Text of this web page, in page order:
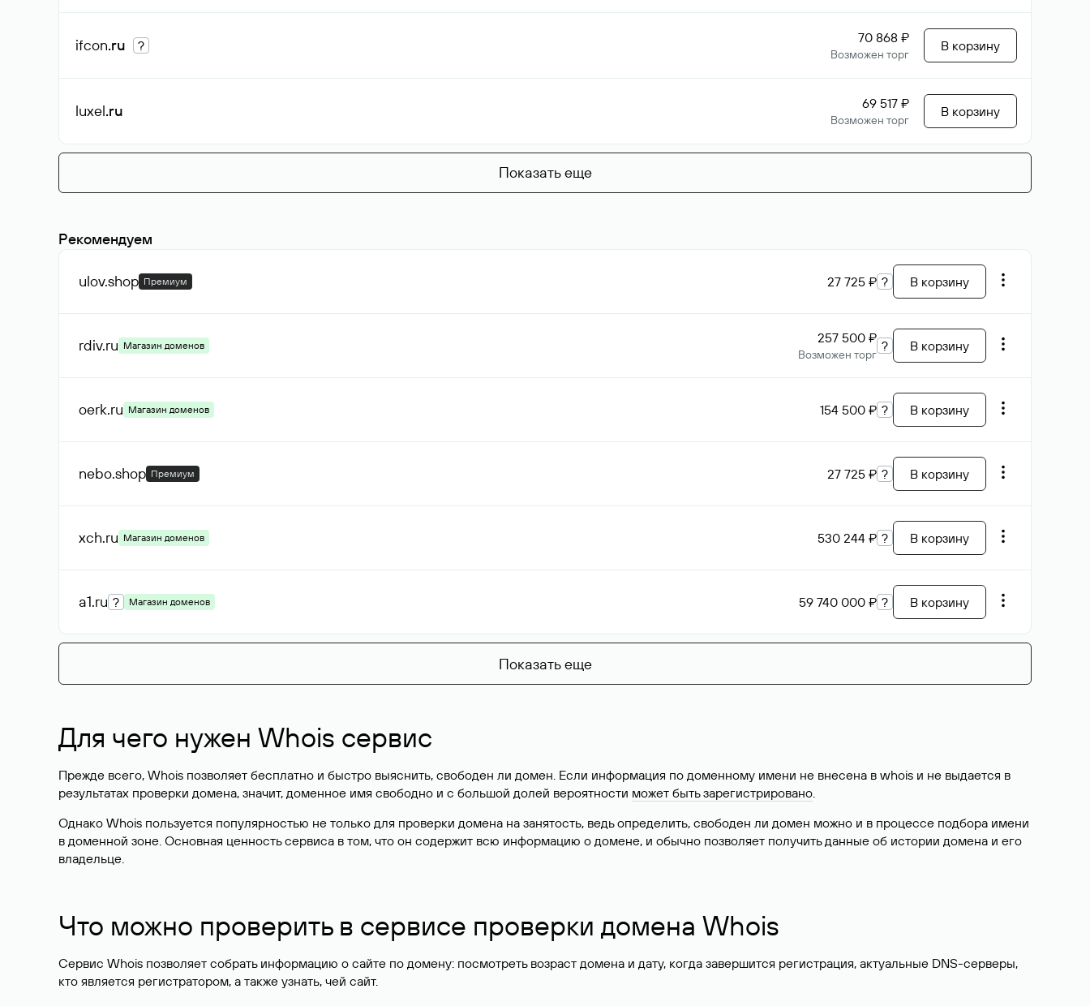
ifcon.ru ? 70 868 ₽
Возможен торг
В корзину
luxel.ru 69 517 ₽
Возможен торг
В корзину
Показать еще
Рекомендуем
ulov.shop Премиум 27 725 ₽ ? В корзину
rdiv.ru Магазин доменов 257 500 ₽
Возможен торг
? В корзину
oerk.ru Магазин доменов 154 500 ₽ ? В корзину
nebo.shop Премиум 27 725 ₽ ? В корзину
xch.ru Магазин доменов 530 244 ₽ ? В корзину
a1.ru ? Магазин доменов 59 740 000 ₽ ? В корзину
Показать еще
Для чего нужен Whois сервис
Прежде всего, Whois позволяет бесплатно и быстро выяснить, свободен ли домен. Если информация по доменному имени не внесена в whois и не выдается в
результатах проверки домена, значит, доменное имя свободно и с большой долей вероятности может быть зарегистрировано.
Однако Whois пользуется популярностью не только для проверки домена на занятость, ведь определить, свободен ли домен можно и в процессе подбора имени
в доменной зоне. Основная ценность сервиса в том, что он содержит всю информацию о домене, и обычно позволяет получить данные об истории домена и его
владельце.
Что можно проверить в сервисе проверки домена Whois
Сервис Whois позволяет собрать информацию о сайте по домену: посмотреть возраст домена и дату, когда завершится регистрация, актуальные DNS-серверы,
кто является регистратором, а также узнать, чей сайт.